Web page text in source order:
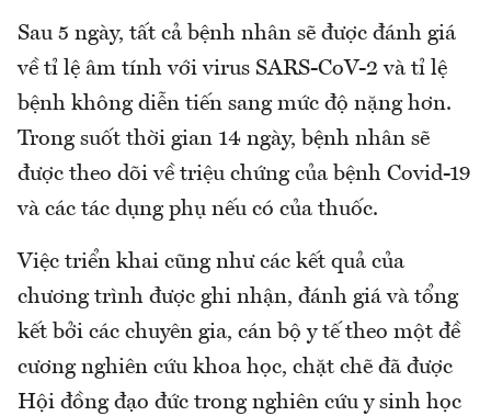
Sau 5 ngày, tất cả bệnh nhân sẽ được đánh giá
về tỉ lệ âm tính với virus SARS-CoV-2 và tỉ lệ
bệnh không diễn tiến sang mức độ nặng hơn.
Trong suốt thời gian 14 ngày, bệnh nhân sẽ
được theo dõi về triệu chứng của bệnh Covid-19
và các tác dụng phụ nếu có của thuốc.
Việc triển khai cũng như các kết quả của
chương trình được ghi nhận, đánh giá và tổng
kết bởi các chuyên gia, cán bộ y tế theo một đề
cương nghiên cứu khoa học, chặt chẽ đã được
Hội đồng đạo đức trong nghiên cứu y sinh học